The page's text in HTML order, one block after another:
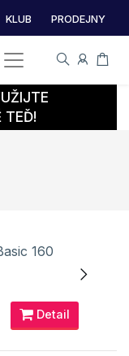
KLUB PRODEJNY
TEĎ!
160
Detail